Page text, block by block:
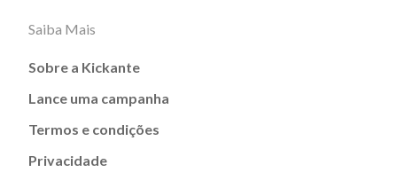
Saiba Mais
Sobre a Kickante
Lance uma campanha
Termos e condições
Privacidade